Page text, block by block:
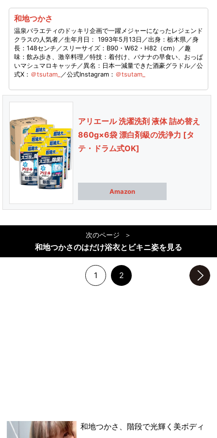
和地つかさ
温泉バラエティのドッキリ企画で一躍メジャーになったレジェンド
クラスの人気者／生年月日： 1993年5月13日／出身：栃木県／身
長：148センチ／スリーサイズ：B90・W62・H82（cm）／趣
味：飲み歩き、激辛料理／特技：着付け、バナナの早食い、おっぱ
いマシュマロキャッチ／異名：日本一減量できた酒豪グラドル／公
式X： ＠tsutam_ ／公式Instagram： ＠tsutam_
アリエール 洗濯洗剤 液体 詰め替え
860g×6袋 漂白剤級の洗浄力 [タ
テ・ドラム式OK]
Amazon
次のページ
和地つかさのはだけ浴衣とビキニ姿を見る
1 2
和地つかさ、階段で光輝く美ボディ